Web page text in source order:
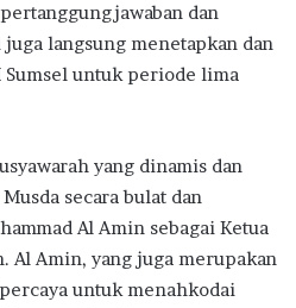
dan
langsung menetapkan dan
Sumsel untuk periode lima
yang dinamis dan
secara bulat dan
Al Amin sebagai Ketua
Al Amin, yang juga merupakan
untuk menahkodai